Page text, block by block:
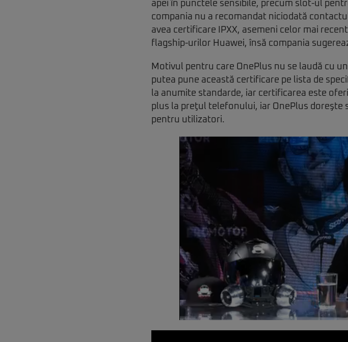
apei în punctele sensibile, precum slot-ul
compania nu a recomandat niciodată
avea certificare IPXX, asemeni celor mai
flagship-urilor Huawei, însă compania
Motivul pentru care OnePlus nu se laudă cu
putea pune această certificare pe lista de
la anumite standarde, iar certificarea este
plus la preţul telefonului, iar OnePlus doreşte
pentru utilizatori.